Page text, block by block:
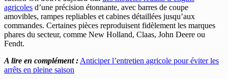
agricoles d’une précision étonnante, avec barres de coupe
amovibles, rampes repliables et cabines détaillées jusqu’aux
commandes. Certaines pièces reproduisent fidèlement les marques
phares du secteur, comme New Holland, Claas, John Deere ou
Fendt.
A lire en complément : Anticiper l’entretien agricole pour éviter les
arrêts en pleine saison